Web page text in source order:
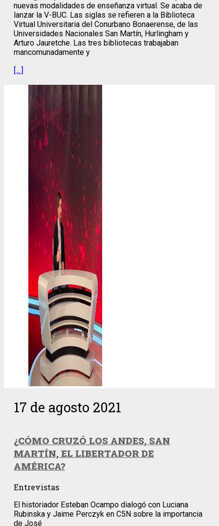
nuevas modalidades de enseñanza virtual. Se acaba de
lanzar la V-BUC. Las siglas se refieren a la Biblioteca
Virtual Universitaria del Conurbano Bonaerense, de las
Universidades Nacionales San Martín, Hurlingham y
Arturo Jauretche. Las tres bibliotecas trabajaban
mancomunadamente y
[…]
17 de agosto 2021
¿CÓMO CRUZÓ LOS ANDES, SAN
MARTÍN, EL LIBERTADOR DE
AMÉRICA?
Entrevistas
El historiador Esteban Ocampo dialogó con Luciana
Rubinska y Jaime Perczyk en C5N sobre la importancia
de José